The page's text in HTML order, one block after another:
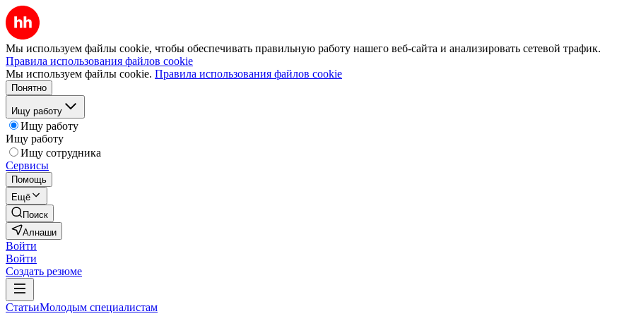
Мы используем файлы cookie, чтобы обеспечивать правильную работу нашего веб-сайта и анализировать сетевой трафик.
Правила использования файлов cookie
Мы используем файлы cookie. Правила использования файлов cookie
Понятно
Ищу работу
Ищу работу
Ищу работу
Ищу сотрудника
Сервисы
Помощь
Ещё
Поиск
Алнаши
Войти
Войти
Создать резюме
СтатьиМолодым специалистам